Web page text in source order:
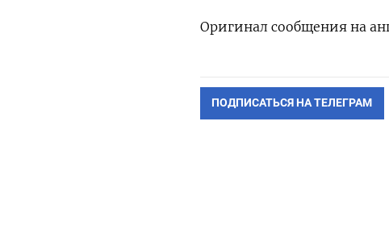
Оригинал сообщения на
ПОДПИСАТЬСЯ НА ТЕЛЕГРАМ